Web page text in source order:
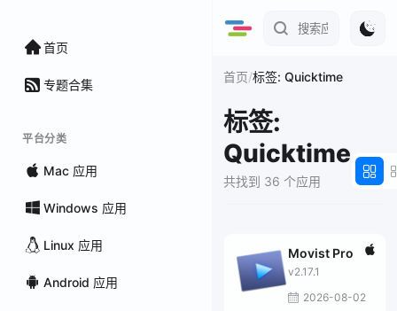
首页
专题合集
平台分类
Mac 应用
Windows 应用
Linux 应用
Android 应用
首页/标签: Quicktime
标签:
Quicktime
共找到 36 个应用
Movist Pro
v2.17.1
2026-08-02